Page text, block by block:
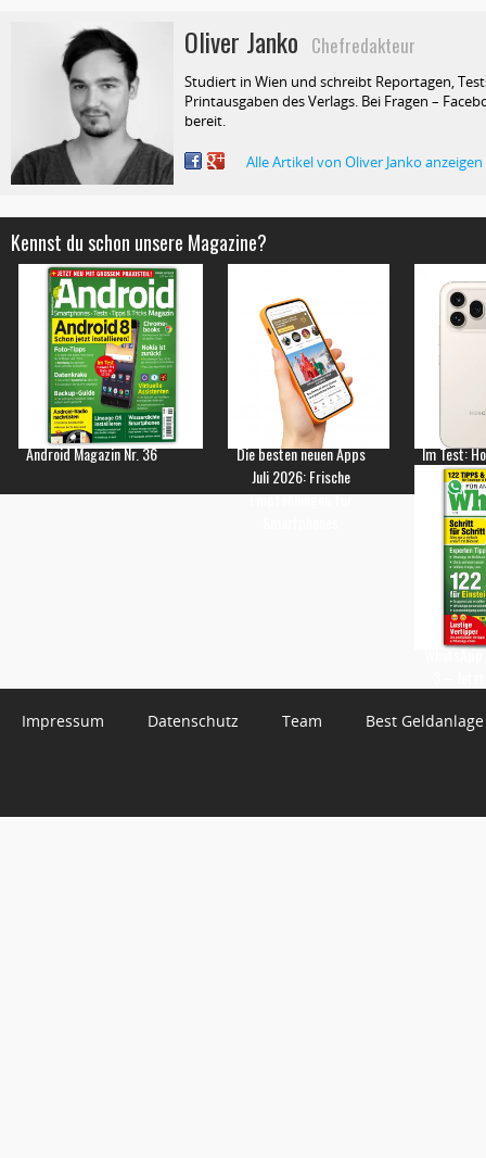
Oliver Janko Chefredakteur
Studiert in Wien und schreibt Reportagen,
Printausgaben des Verlags. Bei Fragen –
bereit.
Alle Artikel von Oliver Janko anzeigen
Kennst du schon unsere Magazine?
Android Magazin Nr. 36
Die besten neuen Apps
Juli 2026: Frische
Empfehlungen für
Im Test:
Impressum Datenschutz Team Best Geldanlage